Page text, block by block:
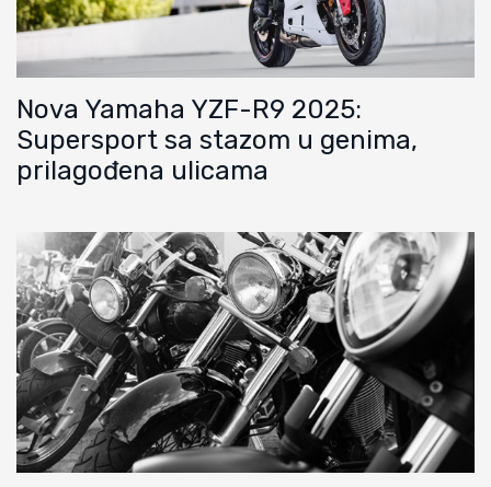
Nova Yamaha YZF-R9 2025:
Supersport sa stazom u genima,
prilagođena ulicama